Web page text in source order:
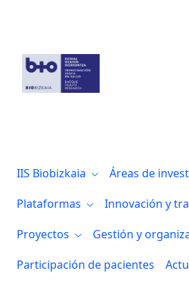
IIS Biobizkaia
Áreas de
Plataformas
Innovación y
Proyectos
Gestión y
Participación de pacientes